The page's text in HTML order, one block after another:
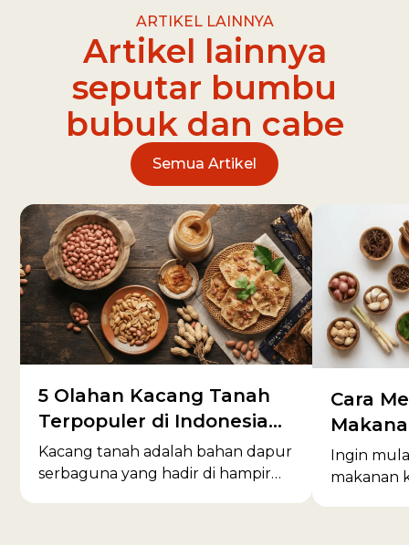
ARTIKEL LAINNYA
Artikel lainnya
seputar bumbu
bubuk dan cabe
Semua Artikel
5 Olahan Kacang Tanah
Terpopuler di Indonesia
dan Cara Memilih Kacang
Berkualitas
Kacang tanah adalah bahan dapur
serbaguna yang hadir di hampir
Cara
Pemula
Ingin
makanan